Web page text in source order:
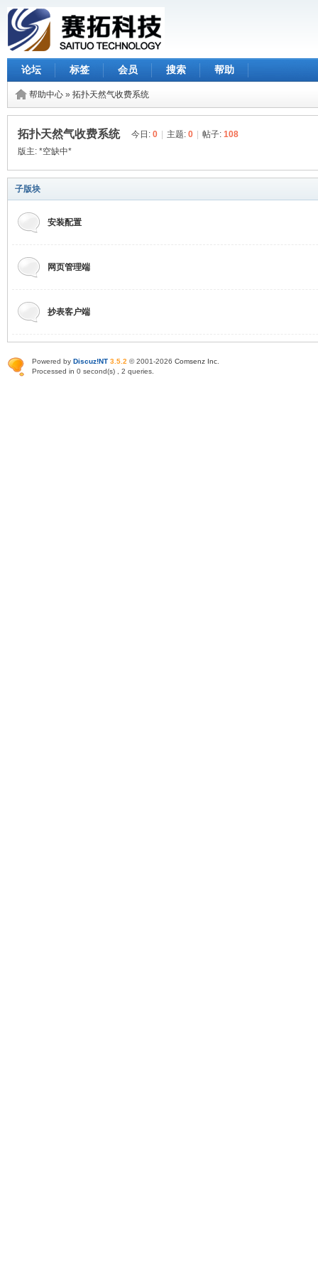
论坛 标签 会员 搜索 帮助
帮助中心 » 拓扑天然气收费系统
拓扑天然气收费系统 今日: 0 主题: 0 帖子: 108
版主: *空缺中*
子版块
安装配置
网页管理端
抄表客户端
Powered by Discuz!NT 3.5.2 © 2001-2026 Comsenz Inc
Processed in 0 second(s) , 2 queries.